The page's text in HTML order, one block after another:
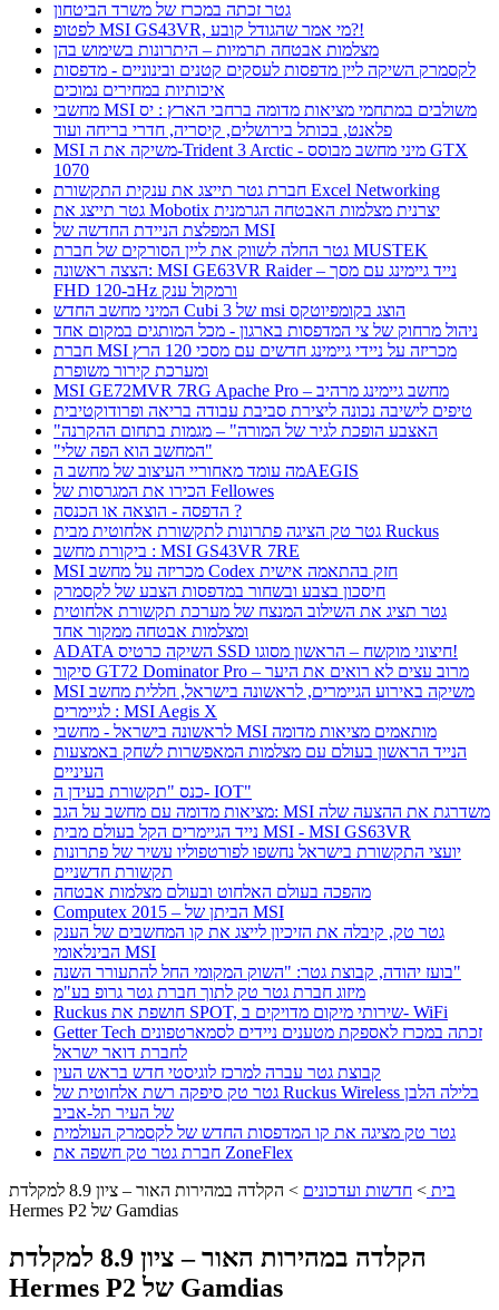
גטר זכתה במכרז של משרד הביטחון
לפטופ MSI GS43VR, מי אמר שהגודל קובע?!
מצלמות אבטחה תרמיות – היתרונות בשימוש בהן
לקסמרק השיקה ליין מדפסות לעסקים קטנים ובינוניים - מדפסות
איכותיות במחירים נמוכים
מחשבי MSI משולבים במתחמי מציאות מדומה ברחבי הארץ : יס
פלאנט, בכותל בירושלים, קיסריה, חדרי בריחה ועוד
MSI משיקה את ה-Trident 3 Arctic - מיני מחשב מבוסס GTX
1070
חברת גטר תייצג את ענקית התקשורת Excel Networking
גטר תייצג את Mobotix יצרנית מצלמות האבטחה הגרמנית
המפלצת הניידת החדשה של MSI
גטר החלה לשווק את ליין הסורקים של חברת MUSTEK
הצצה ראשונה: MSI GE63VR Raider – נייד גיימינג עם מסך
FHD ב-120Hz ורמקול ענק
המיני מחשב החדש Cubi 3 של msi הוצג בקומפיוטקס
ניהול מרחוק של צי המדפסות בארגון - מכל המותגים במקום אחד
חברת MSI מכריזה על ניידי גיימינג חדשים עם מסכי 120 הרץ
ומערכת קירור משופרת
MSI GE72MVR 7RG Apache Pro – מחשב גיימינג מרהיב
טיפים לישיבה נכונה ליצירת סביבת עבודה בריאה ופרודוקטיבית
"האצבע הופכת לגיר של המורה" – מגמות בתחום ההקרנה
"המחשב הוא הפה שלי"
מה עומד מאחוריי העיצוב של מחשב הAEGIS
הכירו את המגרסות של Fellowes
הדפסה - הוצאה או הכנסה ?
גטר טק הציגה פתרונות לתקשורת אלחוטית מבית Ruckus
ביקורת מחשב : MSI GS43VR 7RE
MSI מכריזה על מחשב Codex חזק בהתאמה אישית
חיסכון בצבע ובשחור במדפסות הצבע של לקסמרק
גטר תציג את השילוב המנצח של מערכת תקשורת אלחוטית
ומצלמות אבטחה ממקור אחד
ADATA השיקה כרטיס SSD חיצוני מוקשח – הראשון מסוגו!
סיקור GT72 Dominator Pro – מרוב עצים לא רואים את היער
MSI משיקה באירוע הגיימרים, לראשונה בישראל, חללית מחשב
לגיימרים : MSI Aegis X
לראשונה בישראל - מחשבי MSI מותאמים מציאות מדומה
הנייד הראשון בעולם עם מצלמות המאפשרות לשחק באמצעות
העיניים
כנס "תקשורת בעידן ה- IOT"
מציאות מדומה עם מחשב על הגב: MSI משדרגת את ההצעה שלה
נייד הגיימרים הקל בעולם מבית MSI - MSI GS63VR
יועצי התקשורת בישראל נחשפו לפורטפוליו עשיר של פתרונות
תקשורת חדשניים
מהפכה בעולם האלחוט ובעולם מצלמות אבטחה
Computex 2015 – הביתן של MSI
גטר טק, קיבלה את הזיכיון לייצג את קו המחשבים של הענק
הבינלאומי MSI
בועז יהודה, קבוצת גטר: "השוק המקומי החל להתעורר השנה"
מיזוג חברת גטר טק לתוך חברת גטר גרופ בע"מ
Ruckus חושפת את SPOT, שירותי מיקום מדויקים ב- WiFi
Getter Tech זכתה במכרז לאספקת מטענים ניידים לסמארטפונים
לחברת דואר ישראל
קבוצת גטר עברה למרכז לוגיסטי חדש בראש העין
גטר טק סיפקה רשת אלחוטית של Ruckus Wireless בלילה הלבן
של העיר תל-אביב
גטר טק מציגה את קו המדפסות החדש של לקסמרק העולמית
חברת גטר טק חשפה את ZoneFlex
בית > חדשות ועדכונים >
הקלדה במהירות האור – ציון 8.9 למקלדת
Hermes P2 של Gamdias
הקלדה במהירות האור – ציון 8.9 למקלדת
Hermes P2 של Gamdias